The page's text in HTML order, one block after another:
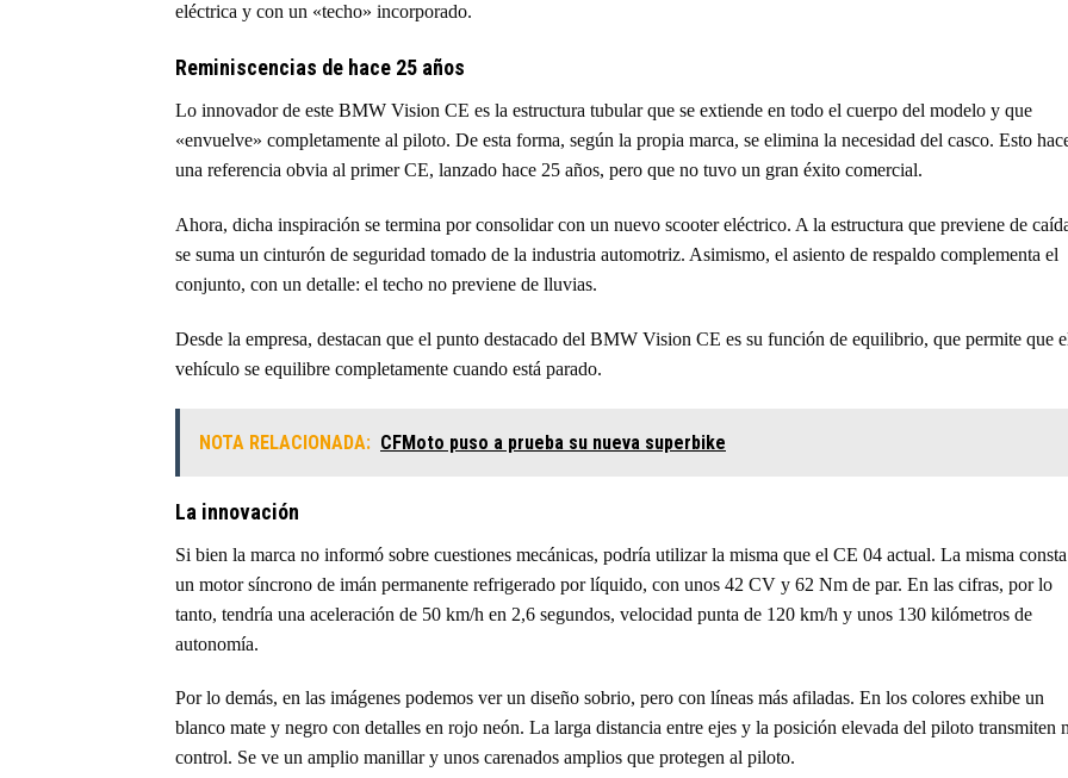
eléctrica y con un «techo» incorporado.
Reminiscencias de hace 25 años
Lo innovador de este BMW Vision CE es la estructura tubular que se extiende en todo el cuerpo del modelo y que
«envuelve» completamente al piloto. De esta forma, según la propia marca, se elimina la necesidad del casco. Esto
una referencia obvia al primer CE, lanzado hace 25 años, pero que no tuvo un gran éxito comercial.
Ahora, dicha inspiración se termina por consolidar con un nuevo scooter eléctrico. A la estructura que previene de
se suma un cinturón de seguridad tomado de la industria automotriz. Asimismo, el asiento de respaldo complementa el
conjunto, con un detalle: el techo no previene de lluvias.
Desde la empresa, destacan que el punto destacado del BMW Vision CE es su función de equilibrio, que permite que
vehículo se equilibre completamente cuando está parado.
NOTA RELACIONADA: CFMoto puso a prueba su nueva superbike
La innovación
Si bien la marca no informó sobre cuestiones mecánicas, podría utilizar la misma que el CE 04 actual. La misma
un motor síncrono de imán permanente refrigerado por líquido, con unos 42 CV y 62 Nm de par. En las cifras, por lo
tanto, tendría una aceleración de 50 km/h en 2,6 segundos, velocidad punta de 120 km/h y unos 130 kilómetros de
autonomía.
Por lo demás, en las imágenes podemos ver un diseño sobrio, pero con líneas más afiladas. En los colores exhibe un
blanco mate y negro con detalles en rojo neón. La larga distancia entre ejes y la posición elevada del piloto transmiten
control. Se ve un amplio manillar y unos carenados amplios que protegen al piloto.